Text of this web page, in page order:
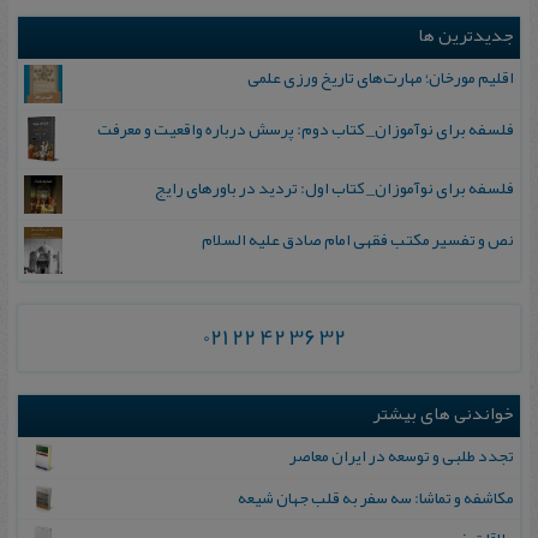
جدیدترین ها
اقلیم مورخان؛ مهارت‌های تاریخ ورزی علمی
فلسفه برای نوآموزان_ کتاب دوم: پرسش درباره واقعیت و معرفت
فلسفه برای نوآموزان_ کتاب اول: تردید در باورهای رایج
نص و تفسیر مکتب فقهی امام صادق علیه السلام
021 22 42 36 32
خواندنی های بیشتر
تجدد طلبی‌ و توسعه‌ در ایران‌ معاصر
مکاشفه و تماشا: سه سفر به قلب جهان شیعه